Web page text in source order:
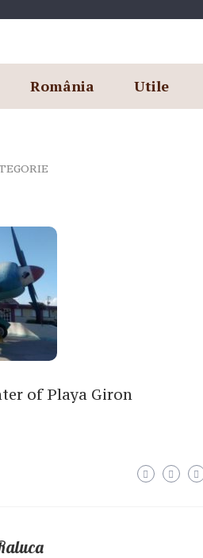
România Utile
of Playa Giron